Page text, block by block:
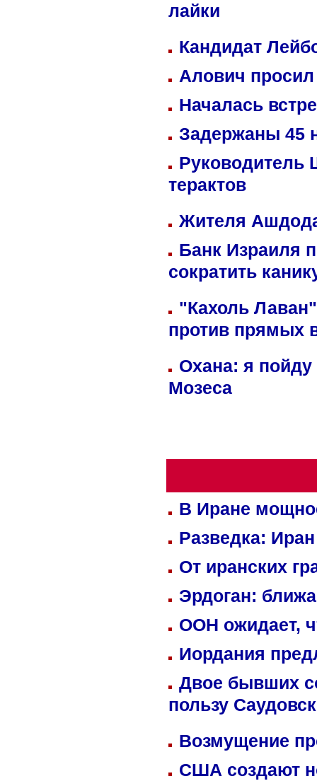
лайки
Кандидат
Алович просил
Началась
Задержаны 45
Руководитель
терактов
Жителя
Банк Израиля
сократить
"Кахоль
против прямых
Охана: я пойду
Мозеса
В Иране
Разведка:
От иранских
Эрдоган:
ООН ожидает,
Иордания
Двое бывших
пользу
Возмущение
США создают